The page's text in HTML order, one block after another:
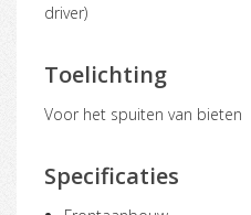
driver)
Toelichting
voor het spuiten van bieten
Specificaties